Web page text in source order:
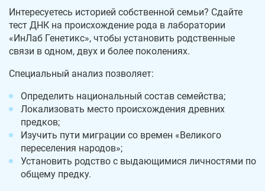
Интересуетесь историей собственной семьи? Сдайте
тест ДНК на происхождение рода в лаборатории
«ИнЛаб Генетикс», чтобы установить родственные
связи в одном, двух и более поколениях.
Специальный анализ позволяет:
Определить национальный состав семейства;
Локализовать место происхождения древних
предков;
Изучить пути миграции со времен «Великого
переселения народов»;
Установить родство с выдающимися личностями по
общему предку.